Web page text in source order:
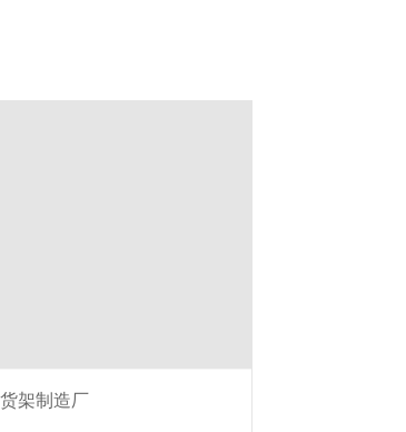
架制造厂